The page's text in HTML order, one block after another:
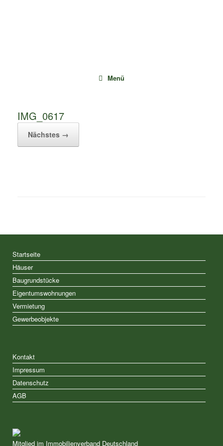
Menü
IMG_0617
Nächstes →
Startseite
Häuser
Baugrundstücke
Eigentumswohnungen
Vermietung
Gewerbeobjekte
Kontakt
Impressum
Datenschutz
AGB
Mitglied im Immobilienverband Deutschland